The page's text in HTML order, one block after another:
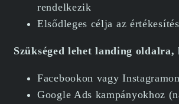
rendelkezik
Elsődleges célja az értékesítés
Szükséged lehet landing oldalra,
Facebookon vagy
Google Ads kampányokhoz